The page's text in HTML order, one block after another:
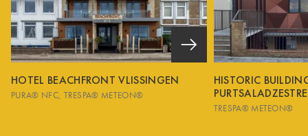
HOTEL BEACHFRONT VLISSINGEN
PURA® NFC TRESPA® METEON®
HISTORIC
TRESPA® METEON®